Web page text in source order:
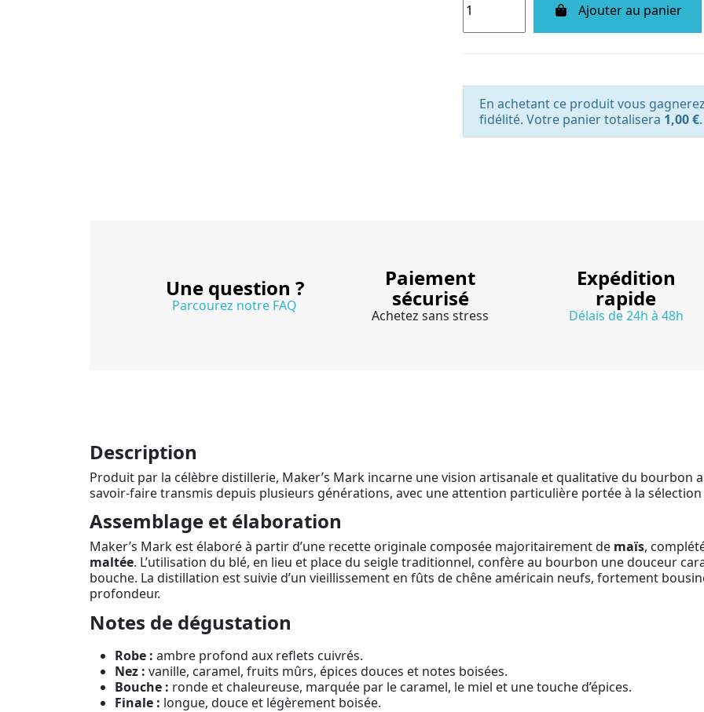
Ajouter au panier
En achetant ce produit vous
fidélité. Votre panier totalisera 1,00 €.
Une question ?
Parcourez notre FAQ
Paiement
sécurisé
Achetez sans stress
Expédition
rapide
Délais de 24h à 48h
Description
Produit par la célèbre distillerie, Maker’s Mark incarne une vision artisanale et qualitative du bourbon
savoir-faire transmis depuis plusieurs générations, avec une attention particulière portée à la
Assemblage et élaboration
Maker’s Mark est élaboré à partir d’une recette originale composée majoritairement de maïs,
maltée. L’utilisation du blé, en lieu et place du seigle traditionnel, confère au bourbon une douceur
bouche. La distillation est suivie d’un vieillissement en fûts de chêne américain neufs, fortement
profondeur.
Notes de dégustation
Robe : ambre profond aux reflets cuivrés.
Nez : vanille, caramel, fruits mûrs, épices douces et notes boisées.
Bouche : ronde et chaleureuse, marquée par le caramel, le miel et une touche d’épices.
Finale : longue, douce et légèrement boisée.